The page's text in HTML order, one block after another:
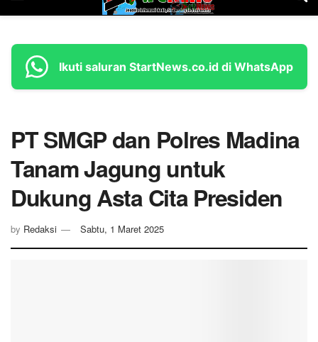
Ikuti saluran StartNews.co.id di WhatsApp
PT SMGP dan Polres Madina
Tanam Jagung untuk
Dukung Asta Cita Presiden
by Redaksi Sabtu, 1 Maret 2025